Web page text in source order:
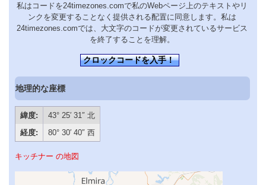
私はコードを24timezones.comで私のWebページ上のテキストやリ
ンクを変更することなく提供される配置に同意します。私は
24timezones.comでは、大文字のコードが変更されているサービス
を終了することを理解。
クロックコードを入手！
地理的な座標
緯度:
43° 25′ 31″ 北
経度:
80° 30′ 40″ 西
キッチナー の地図